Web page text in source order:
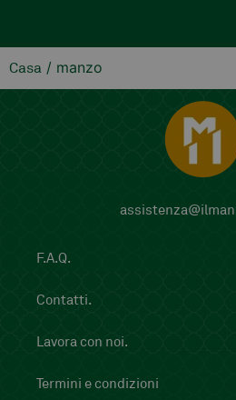
Casa / manzo
F.A.Q.
Contatti.
Lavora con noi.
Termini e condizioni